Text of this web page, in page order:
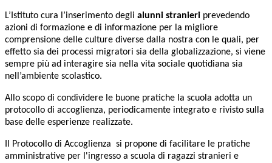
L’Istituto cura l’inserimento degli alunni stranieri prevedendo
azioni di formazione e di informazione per la migliore
comprensione delle culture diverse dalla nostra con le quali, per
effetto sia dei processi migratori sia della globalizzazione, si viene
sempre più ad interagire sia nella vita sociale quotidiana sia
nell’ambiente scolastico.
Allo scopo di condividere le buone pratiche la scuola adotta un
protocollo di accoglienza, periodicamente integrato e rivisto sulla
base delle esperienze realizzate.
Il Protocollo di Accoglienza si propone di facilitare le pratiche
amministrative per l'ingresso a scuola di ragazzi stranieri e